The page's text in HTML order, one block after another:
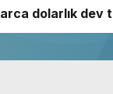
dolarlık dev